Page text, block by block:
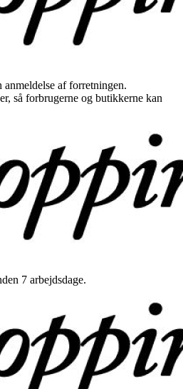
af forretningen.
så forbrugerne og butikkerne kan
7 arbejdsdage.